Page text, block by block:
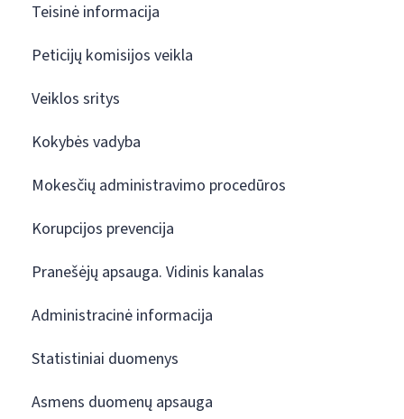
Teisinė informacija
Peticijų komisijos veikla
Veiklos sritys
Kokybės vadyba
Mokesčių administravimo procedūros
Korupcijos prevencija
Pranešėjų apsauga. Vidinis kanalas
Administracinė informacija
Statistiniai duomenys
Asmens duomenų apsauga